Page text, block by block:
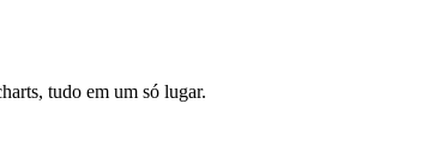
tudo em um só lugar.